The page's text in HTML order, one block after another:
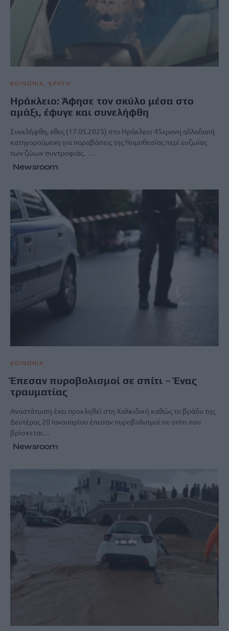
ΚΟΙΝΩΝΙΑ ΚΡΗΤΗ
Ηράκλειο: Άφησε τον σκύλο μέσα στο
αμάξι, έφυγε και συνελήφθη
Συνελήφθη, χθες (17.05.2025) στο Ηράκλειο 45χρονη αλλοδαπή
κατηγορούμενη για παραβάσεις της Νομοθεσίας περί ευζωίας
των ζώων συντροφιάς. …
Newsroom
ΚΟΙΝΩΝΙΑ
Έπεσαν πυροβολισμοί σε σπίτι – Ένας
τραυματίας
Αναστάτωση έχει προκληθεί στη Χαλκιδική καθώς το βράδυ της
Δευτέρας 20 Ιανουαρίου έπεσαν πυροβολισμοί σε σπίτι που
βρίσκεται…
Newsroom